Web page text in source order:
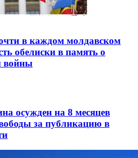
в каждом молдавском
обелиски в память о
войны
осужден на 8 месяцев
за публикацию в